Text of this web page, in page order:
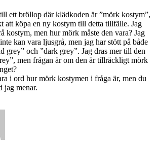
ett bröllop där klädkoden är ”mörk kostym”,
att köpa en ny kostym till detta tillfälle. Jag
kostym, men hur mörk måste den vara? Jag
kan vara ljusgrå, men jag har stött på både
grey” och ”dark grey”. Jag dras mer till den
men frågan är om den är tillräckligt mörk
i ord hur mörk kostymen i fråga är, men du
jag menar.